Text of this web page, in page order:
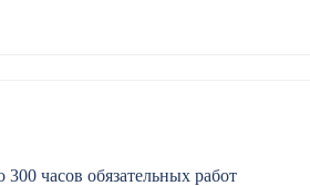
часов обязательных работ